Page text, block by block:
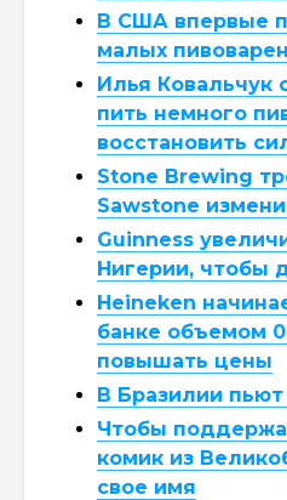
В США впервые
малых пивоварен
Илья Ковальчук
пить немного
восстановить
Stone Brewing
Sawstone
Guinness
Нигерии, чтобы
Heineken
банке объемом
повышать цены
В Бразилии
Чтобы
комик из
свое имя